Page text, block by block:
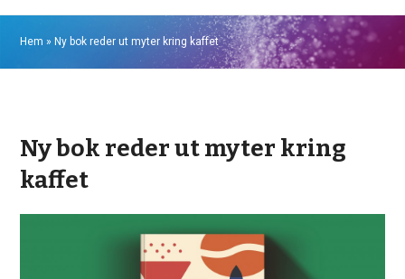
Hem » Ny bok reder ut myter kring kaffet
Ny bok reder ut myter kring
kaffet